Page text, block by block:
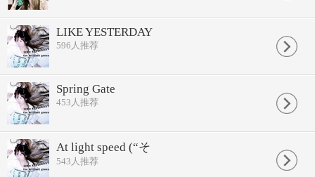
LIKE YESTERDAY
596 人推荐
Spring Gate
453 人推荐
At light speed (“そ
543 人推荐